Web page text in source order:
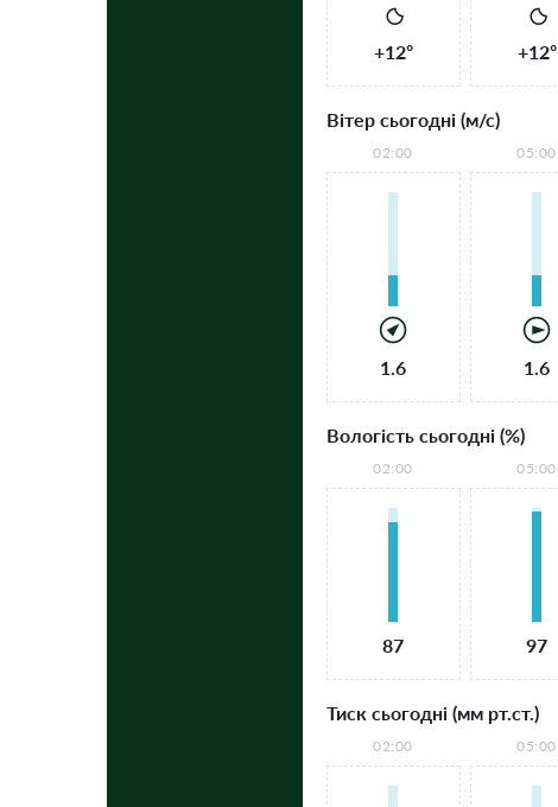
+12° +12°
Вітер сьогодні (м/с)
02:00
1.6
05:00
1.6
Вологість сьогодні (%)
02:00
87
05:00
97
Тиск сьогодні (мм рт.ст.)
02:00 05:00